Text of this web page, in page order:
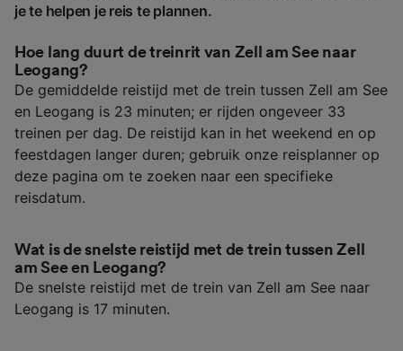
je te helpen je reis te plannen.
Hoe lang duurt de treinrit van Zell am See naar
Leogang?
De gemiddelde reistijd met de trein tussen Zell am See
en Leogang is 23 minuten; er rijden ongeveer 33
treinen per dag. De reistijd kan in het weekend en op
feestdagen langer duren; gebruik onze reisplanner op
deze pagina om te zoeken naar een specifieke
reisdatum.
Wat is de snelste reistijd met de trein tussen Zell
am See en Leogang?
De snelste reistijd met de trein van Zell am See naar
Leogang is 17 minuten.